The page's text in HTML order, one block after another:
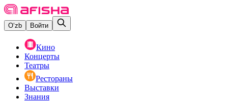
O‘zb Войти
Кино
Концерты
Театры
Рестораны
Выставки
Знания